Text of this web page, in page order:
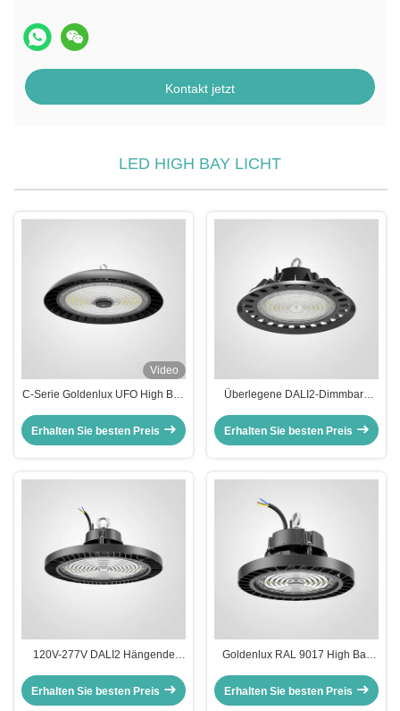
Kontakt jetzt
LED HIGH BAY LICHT
Video
C-Serie Goldenlux UFO High Bay
Led-Leuchten
Erhalten Sie besten Preis
Überlegene DALI2-Dimmbare
Erhalten Sie besten Preis
120V-277V DALI2 Hängende
Wasserdicht
Erhalten Sie besten Preis
Goldenlux RAL 9017 High Bay
Industrielle High Bay Leuchten
Erhalten Sie besten Preis